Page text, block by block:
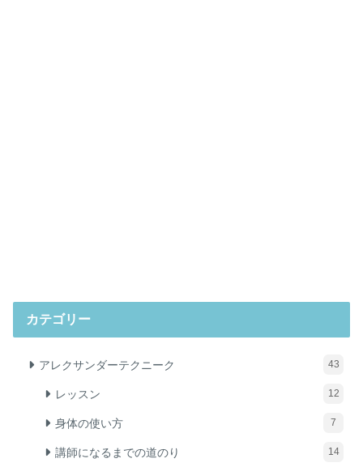
カテゴリー
アレクサンダーテクニーク 43
レッスン 12
身体の使い方 7
講師になるまでの道のり 14